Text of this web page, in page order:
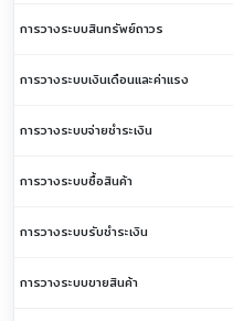
การวางระบบสินทรัพย์ถาวร
การวางระบบเงินเดือนและค่าแรง
การวางระบบจ่ายชำระเงิน
การวางระบบซื้อสินค้า
การวางระบบรับชำระเงิน
การวางระบบขายสินค้า